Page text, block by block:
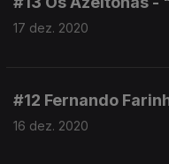
17 dez. 2020
#12 Fernando
16 dez. 2020